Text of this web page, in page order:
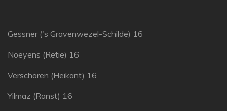
Gessner ('s Gravenwezel-Schilde) 16
Noeyens (Retie) 16
Verschoren (Heikant) 16
Yilmaz (Ranst) 16